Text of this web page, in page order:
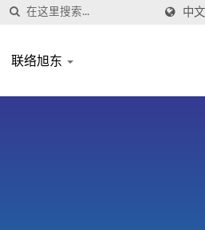
中
联络旭东